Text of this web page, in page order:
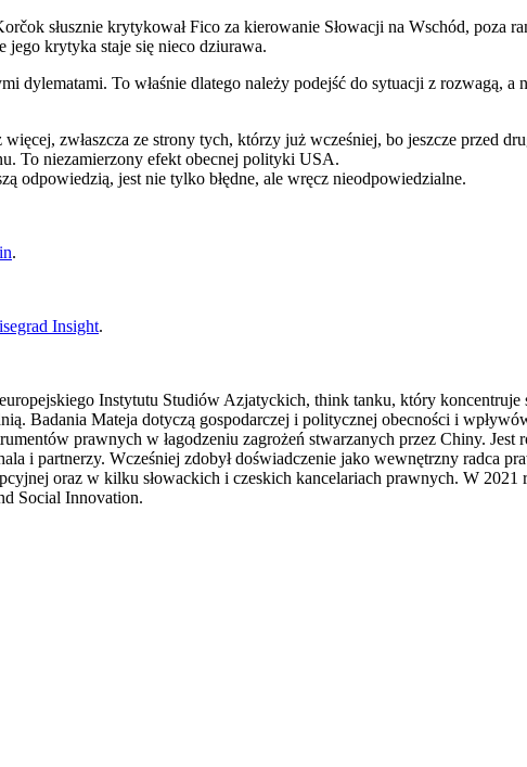
słusznie krytykował Fico za kierowanie Słowacji na Wschód, poza
jego krytyka staje się nieco dziurawa.
dylematami. To właśnie dlatego należy podejść do sytuacji z rozwagą, a
zwłaszcza ze strony tych, którzy już wcześniej, bo jeszcze przed
To niezamierzony efekt obecnej polityki USA.
odpowiedzią, jest nie tylko błędne, ale wręcz nieodpowiedzialne.
.
Insight.
Instytutu Studiów Azjatyckich, think tanku, który koncentruje
Badania Mateja dotyczą gospodarczej i politycznej obecności i
prawnych w łagodzeniu zagrożeń stwarzanych przez Chiny. Jest
i partnerzy. Wcześniej zdobył doświadczenie jako wewnętrzny radca
oraz w kilku słowackich i czeskich kancelariach prawnych. W 2021
Social Innovation.